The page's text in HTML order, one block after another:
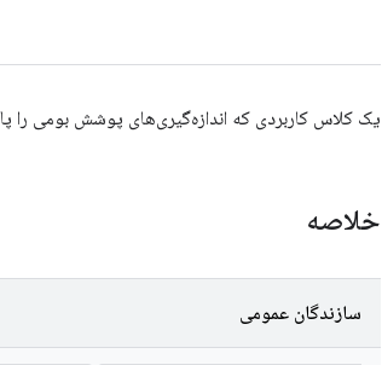
یک کلاس کاربردی که اندازه‌گیری‌های پوشش بومی را
خلاصه
سازندگان عمومی